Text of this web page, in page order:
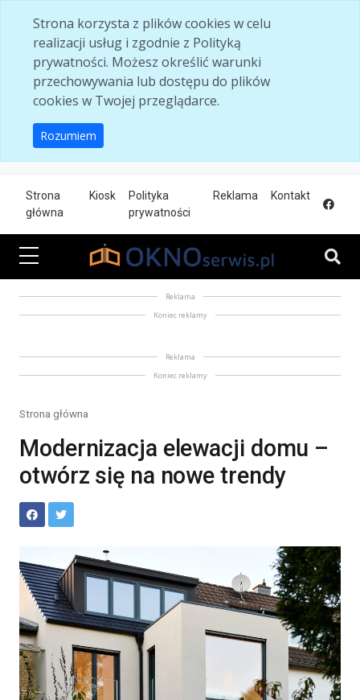
Strona korzysta z plików cookies w celu
realizacji usług i zgodnie z Polityką
prywatności. Możesz określić warunki
przechowywania lub dostępu do plików
cookies w Twojej przeglądarce.
Rozumiem
Strona
główna
Kiosk
Polityka
prywatności
Reklama Kontakt
Reklama
Koniec reklamy
Reklama
Koniec reklamy
Strona główna
Modernizacja elewacji domu –
otwórz się na nowe trendy